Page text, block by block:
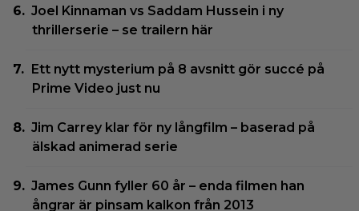
Joel Kinnaman vs Saddam Hussein i ny
thrillerserie – se trailern här
Ett nytt mysterium på 8 avsnitt gör succé på
Prime Video just nu
Jim Carrey klar för ny långfilm – baserad på
älskad animerad serie
James Gunn fyller 60 år – enda filmen han
ångrar är pinsam kalkon från 2013